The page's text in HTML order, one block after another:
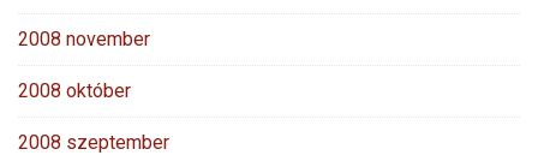
2008 november
2008 október
2008 szeptember